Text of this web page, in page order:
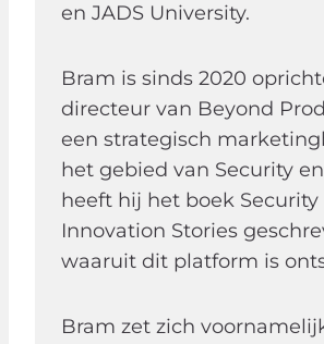
en JADS University.
Bram is sinds 2020
directeur van Beyond
een strategisch
het gebied van Security en
heeft hij het boek Security
Innovation Stories
waaruit dit platform is
Bram zet zich